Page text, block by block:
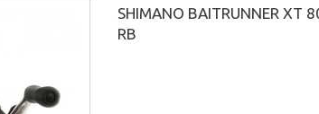
SHIMANO BAITRUNNER XT
RB